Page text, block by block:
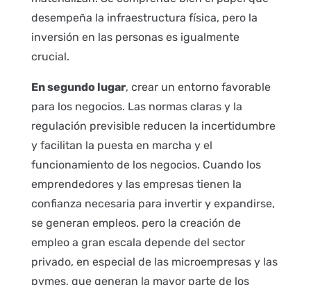
desempeña la infraestructura física, pero la
inversión en las personas es igualmente
crucial.
En segundo lugar, crear un entorno favorable
para los negocios. Las normas claras y la
regulación previsible reducen la incertidumbre
y facilitan la puesta en marcha y el
funcionamiento de los negocios. Cuando los
emprendedores y las empresas tienen la
confianza necesaria para invertir y expandirse,
se generan empleos. pero la creación de
empleo a gran escala depende del sector
privado, en especial de las microempresas y las
pymes, que generan la mayor parte de los